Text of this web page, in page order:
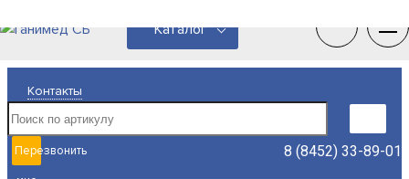
Контакты
Перезвонить 8 (8452) 33-89-01
Каталог